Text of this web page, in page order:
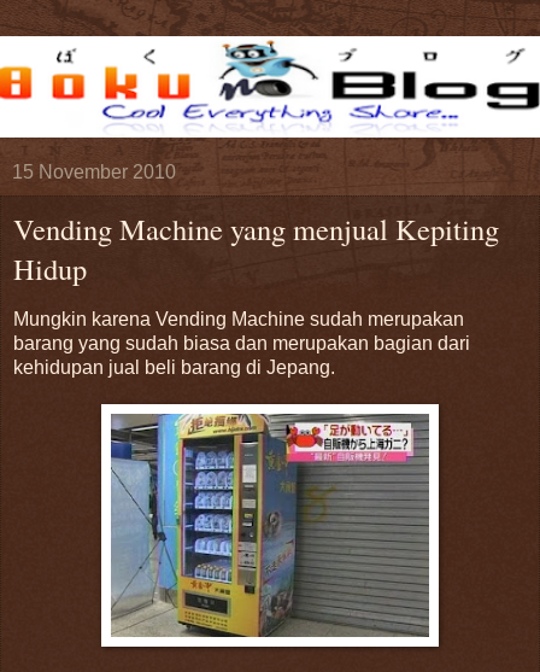
15 November 2010
Vending Machine yang menjual Kepiting
Hidup
Mungkin karena Vending Machine sudah merupakan
barang yang sudah biasa dan merupakan bagian dari
kehidupan jual beli barang di Jepang.